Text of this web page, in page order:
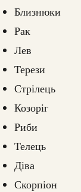
Близнюки
Рак
Лев
Терези
Стрілець
Козоріг
Риби
Телець
Діва
Скорпіон